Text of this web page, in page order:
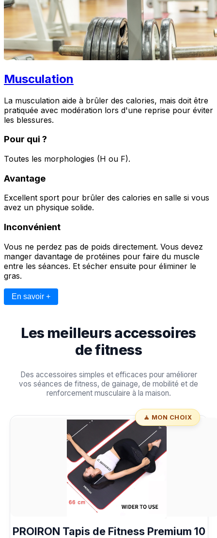
Musculation
La musculation aide à brûler des calories, mais doit être
pratiquée avec modération lors d'une reprise pour éviter
les blessures.
Pour qui ?
Toutes les morphologies (H ou F).
Avantage
Excellent sport pour brûler des calories en salle si vous
avez un physique solide.
Inconvénient
Vous ne perdez pas de poids directement. Vous devez
manger davantage de protéines pour faire du muscle
entre les séances. Et sécher ensuite pour éliminer le
gras.
En savoir +
Les meilleurs accessoires
de fitness
Des accessoires simples et efficaces pour améliorer
vos séances de fitness, de gainage, de mobilité et de
renforcement musculaire à la maison.
🧘 MON CHOIX
PROIRON Tapis de Fitness Premium 10